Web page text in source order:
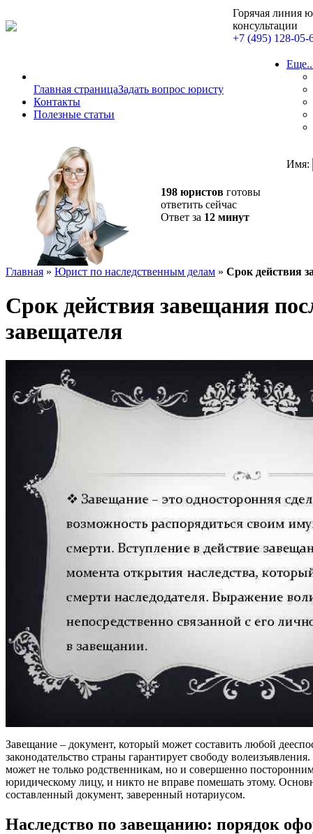
Горячая линия
консультации
+7 (495) 128-05-
Главная страницаЗадать вопрос юристу
Контакты
Полезные статьи
198 юристов готовы
ответить сейчас
Ответ за 12 минут
Имя:
Главная » Юрист по наследственным делам » Срок действия
Срок действия завещания
завещателя
Завещание – документ, который может составить любой
законодательство страны гарантирует свободу
может не только родственникам, но и совершенно
юридическому лицу, и никто не вправе помешать этому.
составленный документ, заверенный нотариусом.
Наследство по завещанию: порядок